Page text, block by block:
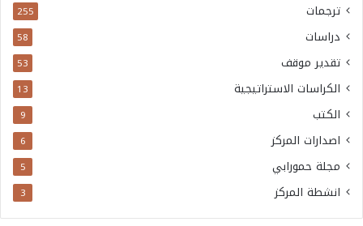
ترجمات 255
دراسات 58
تقدير موقف 53
الكراسات الاستراتيجية 13
الكتب 9
اصدارات المركز 6
مجلة حمورابي 5
انشطة المركز 3